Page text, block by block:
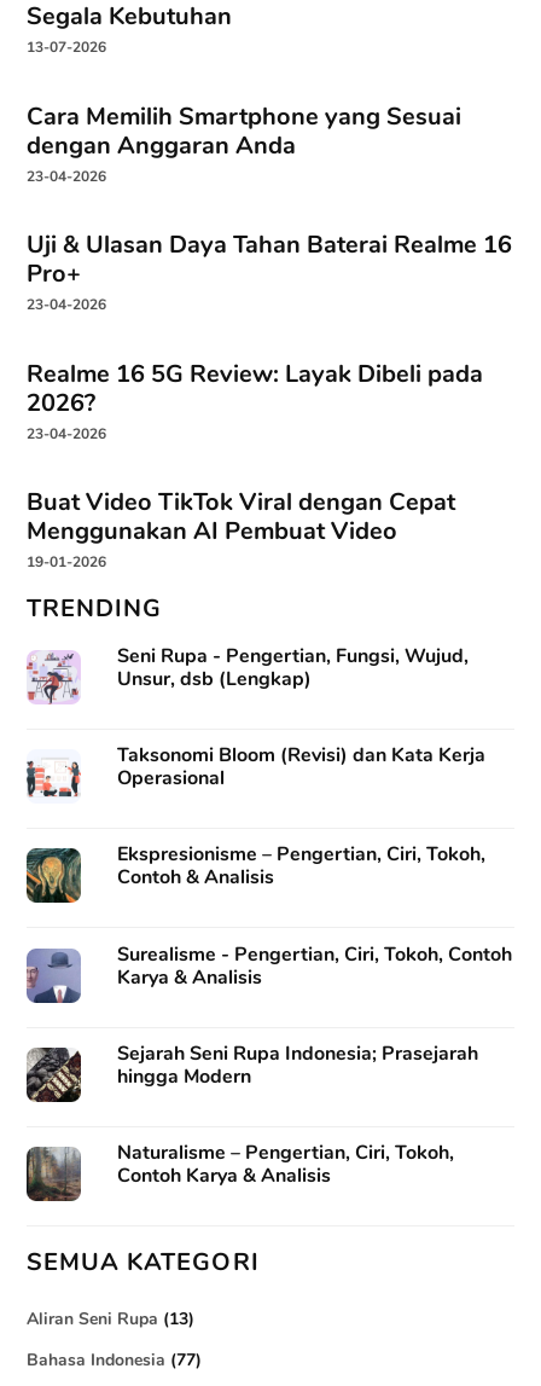
Segala Kebutuhan
13-07-2026
Cara Memilih Smartphone yang Sesuai
dengan Anggaran Anda
23-04-2026
Uji & Ulasan Daya Tahan Baterai Realme 16
Pro+
23-04-2026
Realme 16 5G Review: Layak Dibeli pada
2026?
23-04-2026
Buat Video TikTok Viral dengan Cepat
Menggunakan AI Pembuat Video
19-01-2026
TRENDING
Seni Rupa - Pengertian, Fungsi, Wujud,
Unsur, dsb (Lengkap)
Taksonomi Bloom (Revisi) dan Kata Kerja
Operasional
Ekspresionisme – Pengertian, Ciri, Tokoh,
Contoh & Analisis
Surealisme - Pengertian, Ciri, Tokoh, Contoh
Karya & Analisis
Sejarah Seni Rupa Indonesia; Prasejarah
hingga Modern
Naturalisme – Pengertian, Ciri, Tokoh,
Contoh Karya & Analisis
SEMUA KATEGORI
Aliran Seni Rupa (13)
Bahasa Indonesia (77)